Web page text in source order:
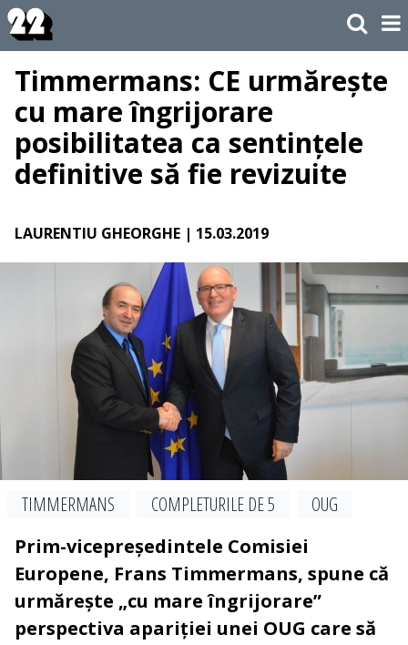
Timmermans: CE urmărește
cu mare îngrijorare
posibilitatea ca sentințele
definitive să fie revizuite
LAURENTIU GHEORGHE | 15.03.2019
TIMMERMANS COMPLETURILE DE 5
OUG
Prim-vicepreședintele Comisiei
Europene, Frans Timmermans, spune că
urmărește „cu mare îngrijorare”
perspectiva apariției unei OUG care să